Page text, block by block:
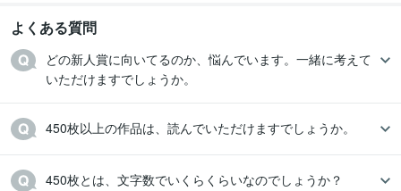
よくある質問
どの新人賞に向いてるのか、悩んでいます。一緒に考えて
いただけますでしょうか。
450枚以上の作品は、読んでいただけますでしょうか。
450枚とは、文字数でいくらくらいなのでしょうか？